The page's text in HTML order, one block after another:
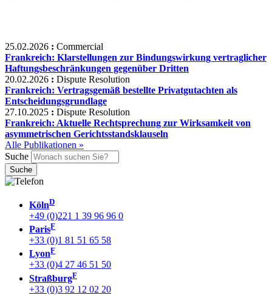
25.02.2026 : Commercial
Frankreich: Klarstellungen zur Bindungswirkung vertraglicher
Haftungsbeschränkungen gegenüber Dritten
20.02.2026 : Dispute Resolution
Frankreich: Vertragsgemäß bestellte Privatgutachten als
Entscheidungsgrundlage
27.10.2025 : Dispute Resolution
Frankreich: Aktuelle Rechtsprechung zur Wirksamkeit von
asymmetrischen Gerichtsstandsklauseln
Alle Publikationen »
Suche
KölnD
+49 (0)221 1 39 96 96 0
ParisF
+33 (0)1 81 51 65 58
LyonF
+33 (0)4 27 46 51 50
StraßburgF
+33 (0)3 92 12 02 20